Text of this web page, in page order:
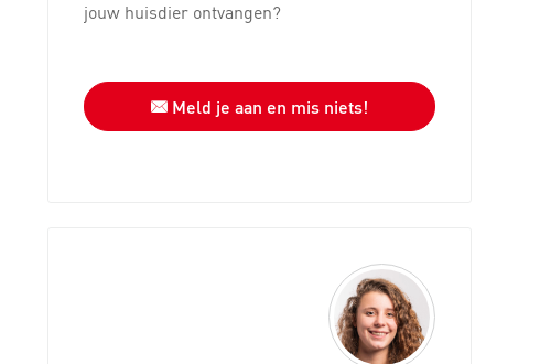
jouw huisdier ontvangen?
Meld je aan en mis niets!